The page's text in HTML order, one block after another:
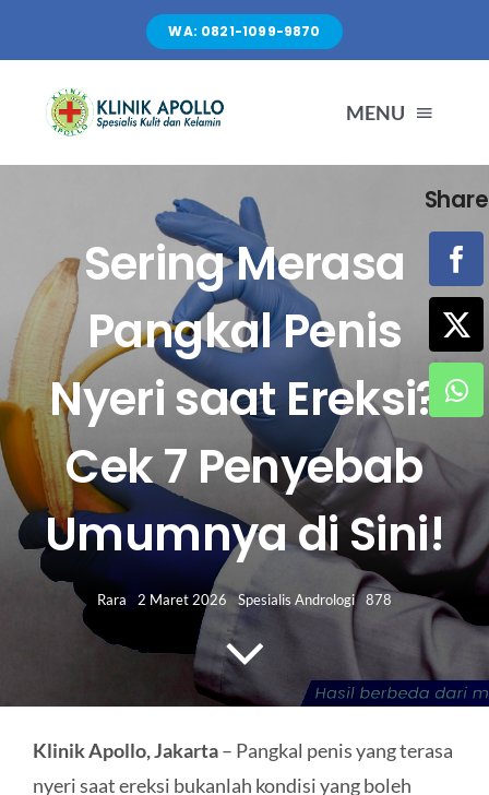
content
WA: 0821-1099-9870
MENU
TENTANG KAMI
LAYANAN
FASILITAS
ARTIKEL
HUBUNGI KAMI
Search
for:
Sering Merasa
Pangkal Penis
Nyeri saat Ereksi?
Cek 7 Penyebab
Umumnya di Sini!
Rara 2 Maret 2026 Spesialis Andrologi 878
Klinik Apollo, Jakarta– Pangkal penis yang terasa
nyeri saat ereksi bukanlah kondisi yang boleh
Share